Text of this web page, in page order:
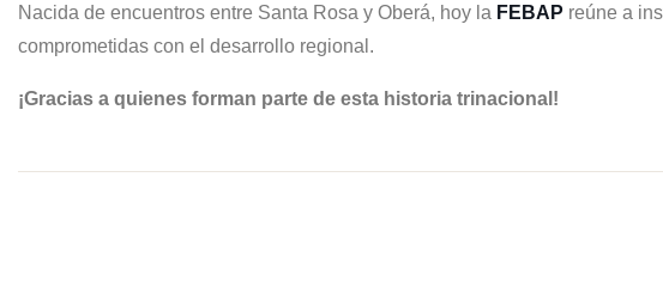
Nacida de encuentros entre Santa Rosa y Oberá, hoy la FEBAP reúne a
comprometidas con el desarrollo regional.
¡Gracias a quienes forman parte de esta historia trinacional!